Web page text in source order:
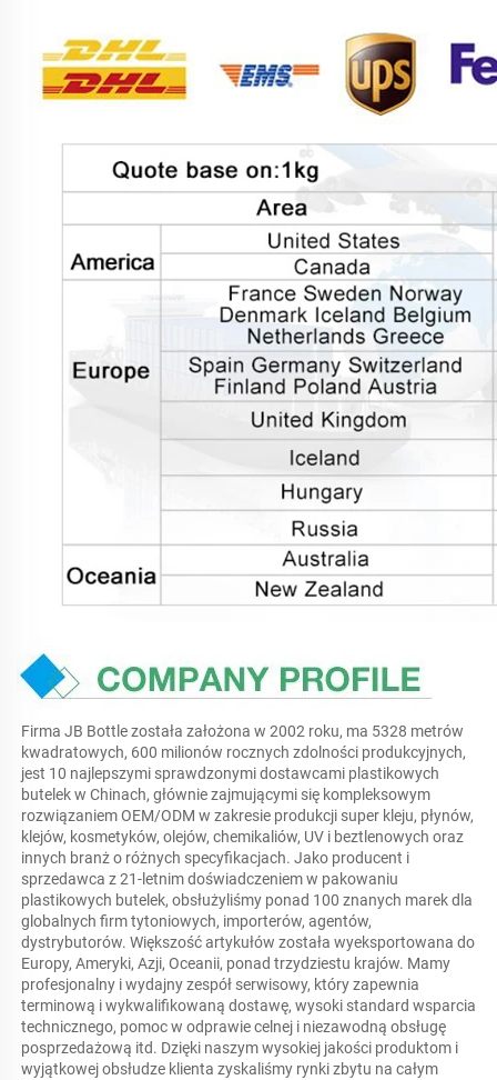
Firma JB Bottle została założona w 2002 roku, ma 5328 metrów
kwadratowych, 600 milionów rocznych zdolności produkcyjnych,
jest 10 najlepszymi sprawdzonymi dostawcami plastikowych
butelek w Chinach, głównie zajmującymi się kompleksowym
rozwiązaniem OEM/ODM w zakresie produkcji super kleju, płynów,
klejów, kosmetyków, olejów, chemikaliów, UV i beztlenowych oraz
innych branż o różnych specyfikacjach. Jako producent i
sprzedawca z 21-letnim doświadczeniem w pakowaniu
plastikowych butelek, obsłużyliśmy ponad 100 znanych marek dla
globalnych firm tytoniowych, importerów, agentów,
dystrybutorów. Większość artykułów została wyeksportowana do
Europy, Ameryki, Azji, Oceanii, ponad trzydziestu krajów. Mamy
profesjonalny i wydajny zespół serwisowy, który zapewnia
terminową i wykwalifikowaną dostawę, wysoki standard wsparcia
technicznego, pomoc w odprawie celnej i niezawodną obsługę
posprzedażową itd. Dzięki naszym wysokiej jakości produktom i
wyjątkowej obsłudze klienta zyskaliśmy rynki zbytu na całym